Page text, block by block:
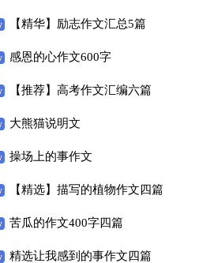
【精华】励志作文汇总5篇
感恩的心作文600字
【推荐】高考作文汇编六篇
大熊猫说明文
操场上的事作文
【精选】描写的植物作文四篇
苦瓜的作文400字四篇
精选让我感到的事作文四篇